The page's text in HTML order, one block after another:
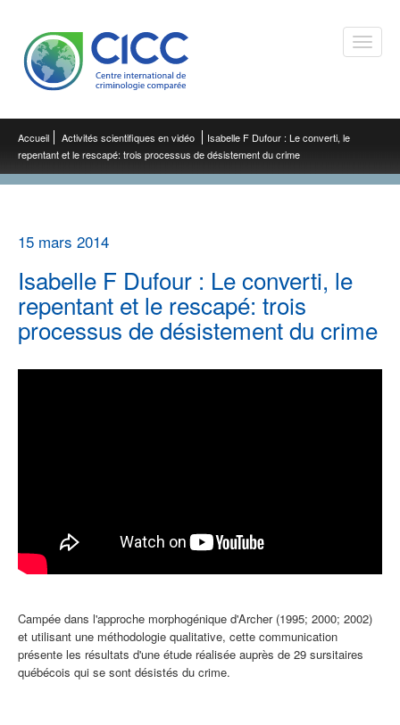
Toggle
Accueil Activités scientifiques en vidéo
Isabelle F Dufour : Le converti, le
repentant et le rescapé: trois processus de désistement du crime
15 mars 2014
Isabelle F Dufour : Le converti, le
repentant et le rescapé: trois
processus de désistement du crime
Campée dans l'approche morphogénique d'Archer (1995; 2000; 2002)
et utilisant une méthodologie qualitative, cette communication
présente les résultats d'une étude réalisée auprès de 29 sursitaires
québécois qui se sont désistés du crime.